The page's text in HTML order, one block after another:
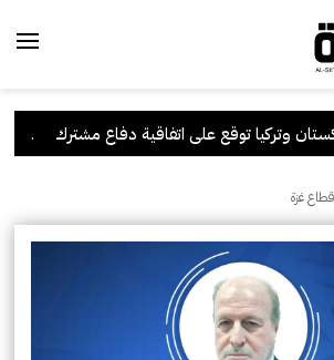
وتركيا توقع على اتفاقية دفاع مشترك .
غزة